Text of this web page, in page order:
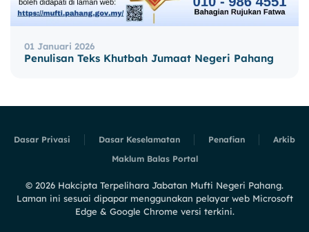
01 Januari 2026
Penulisan Teks Khutbah Jumaat Negeri Pahang
Dasar Privasi Dasar Keselamatan Penafian
Arkib
Maklum Balas Portal
© 2026 Hakcipta Terpelihara Jabatan Mufti Negeri Pahang.
Laman ini sesuai dipapar menggunakan pelayar web Microsoft
Edge & Google Chrome versi terkini.